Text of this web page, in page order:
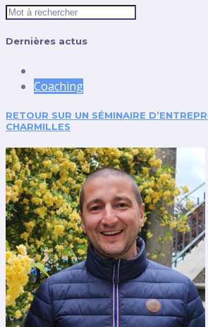
Dernières actus
Coaching
RETOUR SUR UN SÉMINAIRE
CHARMILLES